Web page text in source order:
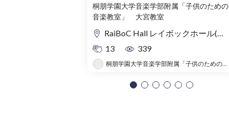
コンサート」〜出かけよう！音
の旅〜
桐朋学園大学音楽学部附属「子供のための
音楽教室」 大宮教室
RaiBoC Hall レイボックホール(市民会館おおみや) 5F リハーサルルーム・レクリエーションルーム
13
339
桐朋学園大学音楽学部附属「子供のための音楽教室 」大宮教室